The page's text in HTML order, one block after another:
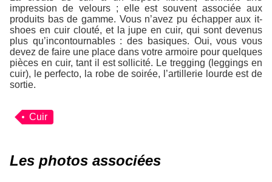
impression de velours ; elle est souvent associée aux
produits bas de gamme. Vous n’avez pu échapper aux it-
shoes en cuir clouté, et la jupe en cuir, qui sont devenus
plus qu’incontournables : des basiques. Oui, vous vous
devez de faire une place dans votre armoire pour quelques
pièces en cuir, tant il est sollicité. Le tregging (leggings en
cuir), le perfecto, la robe de soirée, l’artillerie lourde est de
sortie.
Cuir
Les photos associées